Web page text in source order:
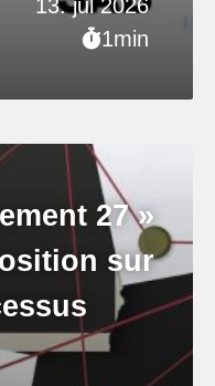
13. jul 2026
1min
27 »
sur